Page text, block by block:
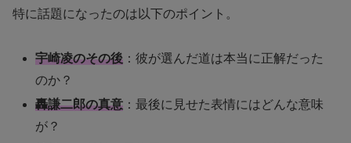
特に話題になったのは以下のポイント。
宇崎凌のその後 ：彼が選んだ道は本当に正解だった
のか？
轟謙二郎の真意 ：最後に見せた表情にはどんな意味
が？